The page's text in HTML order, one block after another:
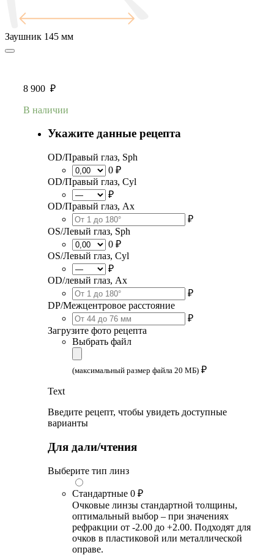
Заушник 145 мм
8 900 ₽
В наличии
Укажите данные рецепта
OD/Правый глаз, Sph
0 ₽
OD/Правый глаз, Cyl
₽
OD/Правый глаз, Ax
₽
OS/Левый глаз, Sph
0 ₽
OS/Левый глаз, Cyl
₽
OD/левый глаз, Ax
₽
DP/Межцентровое расстояние
₽
Загрузите фото рецепта
Выбрать файл
(максимальный размер файла 20 МБ) ₽
Text
Введите рецепт, чтобы увидеть доступные
варианты
Для дали/чтения
Выберите тип линз
Стандартные 0 ₽
Очковые линзы стандартной толщины,
оптимальный выбор – при значениях
рефракции от -2.00 до +2.00. Подходят для
очков в пластиковой или металлической
оправе.